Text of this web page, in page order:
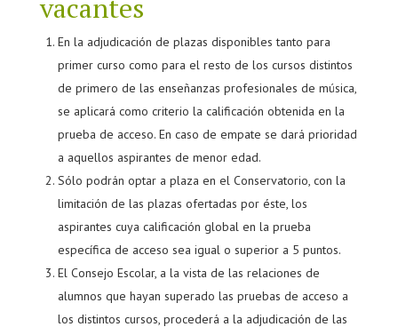
vacantes
En la adjudicación de plazas disponibles tanto para
primer curso como para el resto de los cursos distintos
de primero de las enseñanzas profesionales de música,
se aplicará como criterio la calificación obtenida en la
prueba de acceso. En caso de empate se dará prioridad
a aquellos aspirantes de menor edad.
Sólo podrán optar a plaza en el Conservatorio, con la
limitación de las plazas ofertadas por éste, los
aspirantes cuya calificación global en la prueba
específica de acceso sea igual o superior a 5 puntos.
El Consejo Escolar, a la vista de las relaciones de
alumnos que hayan superado las pruebas de acceso a
los distintos cursos, procederá a la adjudicación de las